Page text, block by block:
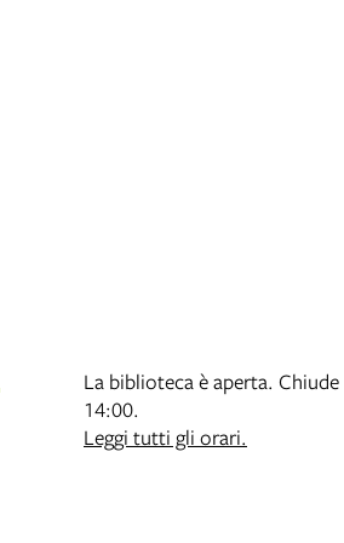
La biblioteca è aperta. Chiude
14:00.
Leggi tutti gli orari.